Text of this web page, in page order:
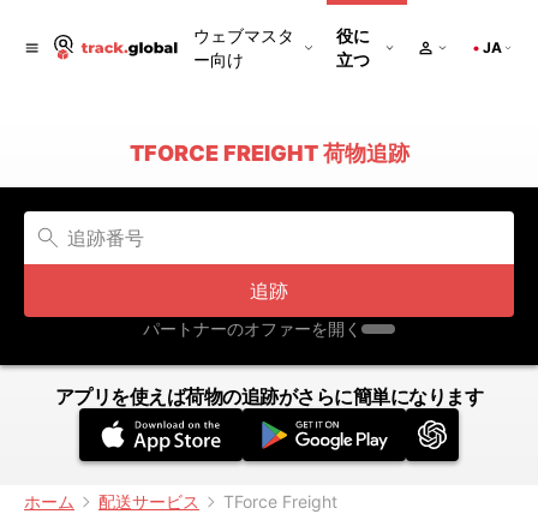
ウェブマスタ
ー向け
役に
立つ
JA
TFORCE FREIGHT 荷物追跡
追跡
パートナーのオファーを開く
アプリを使えば荷物の追跡がさらに簡単になります
ホーム 配送サービス TForce Freight